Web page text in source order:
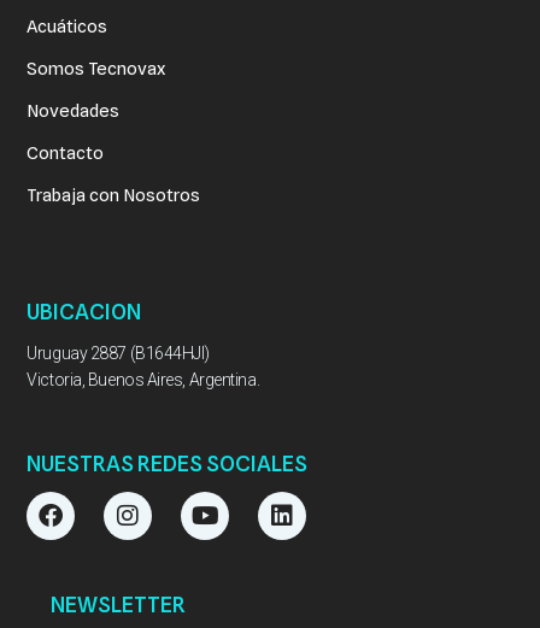
Acuáticos
Somos Tecnovax
Novedades
Contacto
Trabaja con Nosotros
UBICACION
Uruguay 2887 (B1644HJI)
Victoria, Buenos Aires, Argentina.
NUESTRAS REDES SOCIALES
F
a
b
I
n
a
Y
o
L
i
NEWSLETTER